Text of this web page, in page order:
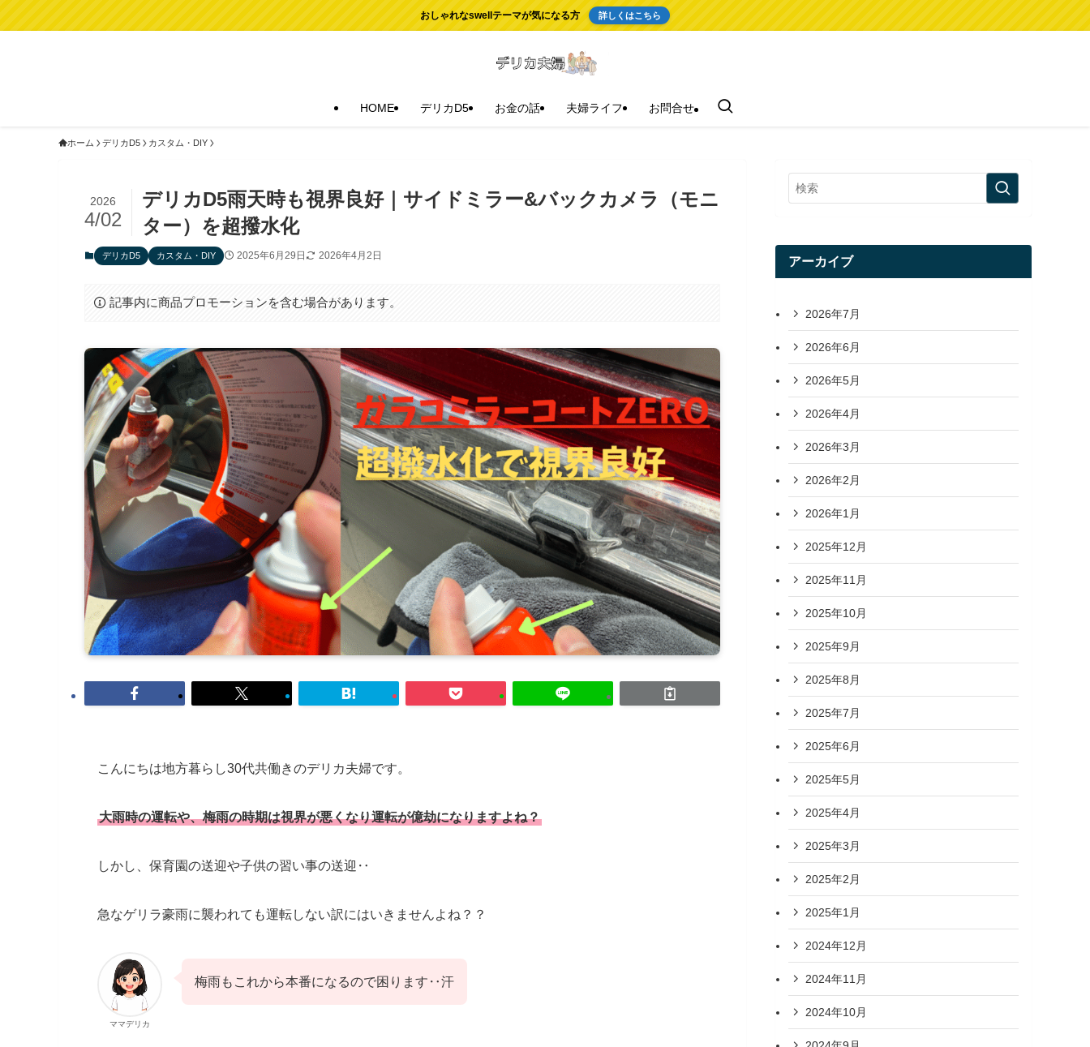
おしゃれなswellテーマが気になる方 詳しくはこちら
HOME デリカD5 お金の話 夫婦ライフ お問合せ
ホーム デリカD5 カスタム・DIY
デリカD5雨天時も視界良好｜サイドミラー&バックカメラ（モニ
ター）を超撥水化
2026
4/02
デリカD5 カスタム・DIY 2025年6月29日 2026年4月2日
記事内に商品プロモーションを含む場合があります。
こんにちは地方暮らし30代共働きのデリカ夫婦です。
大雨時の運転や、梅雨の時期は視界が悪くなり運転が億劫になりますよね？
しかし、保育園の送迎や子供の習い事の送迎‥
急なゲリラ豪雨に襲われても運転しない訳にはいきませんよね？？
ママデリカ
梅雨もこれから本番になるので困ります‥汗
アーカイブ
2026年7月
2026年6月
2026年5月
2026年4月
2026年3月
2026年2月
2026年1月
2025年12月
2025年11月
2025年10月
2025年9月
2025年8月
2025年7月
2025年6月
2025年5月
2025年4月
2025年3月
2025年2月
2025年1月
2024年12月
2024年11月
2024年10月